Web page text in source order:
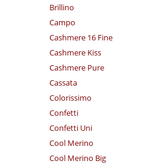
Brillino
Campo
Cashmere 16 Fine
Cashmere Kiss
Cashmere Pure
Cassata
Colorissimo
Confetti
Confetti Uni
Cool Merino
Cool Merino Big